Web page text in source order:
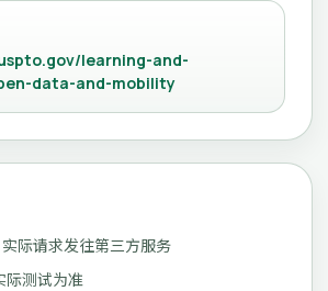
learning-and-
data-and-mobility
际请求发往第三方服务
际测试为准